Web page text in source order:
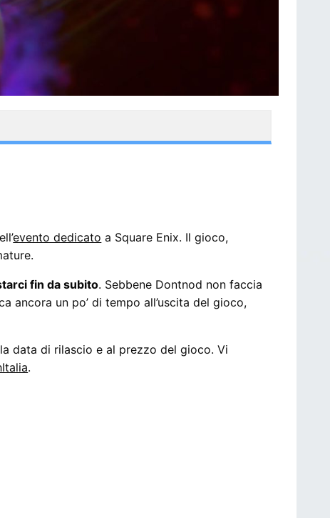
evento dedicato a Square Enix. Il gioco,
fin da subito. Sebbene Dontnod non faccia
ancora un po’ di tempo all’uscita del gioco,
data di rilascio e al prezzo del gioco. Vi
.